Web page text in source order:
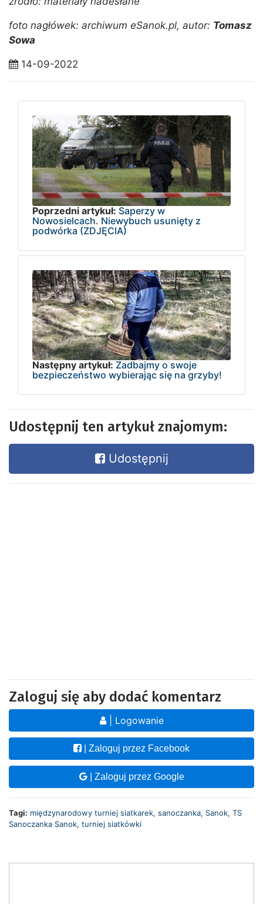
foto nagłówek: archiwum eSanok.pl, autor: Tomasz
Sowa
14-09-2022
Poprzedni artykuł: Saperzy w
Nowosielcach. Niewybuch usunięty z
podwórka (ZDJĘCIA)
Następny artykuł: Zadbajmy o swoje
bezpieczeństwo wybierając się na grzyby!
Udostępnij ten artykuł znajomym:
Udostępnij
Zaloguj się aby dodać komentarz
| Logowanie
| Zaloguj przez Facebook
| Zaloguj przez Google
Tagi: międzynarodowy turniej siatkarek, sanoczanka, Sanok, TS
Sanoczanka Sanok, turniej siatkówki